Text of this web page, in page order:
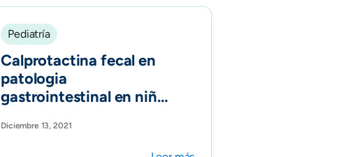
Pediatría
Calprotactina fecal en
patologia
gastrointestinal en niños
observacional. Acta
Gastroenterol Latinoam
Diciembre 13, 2021